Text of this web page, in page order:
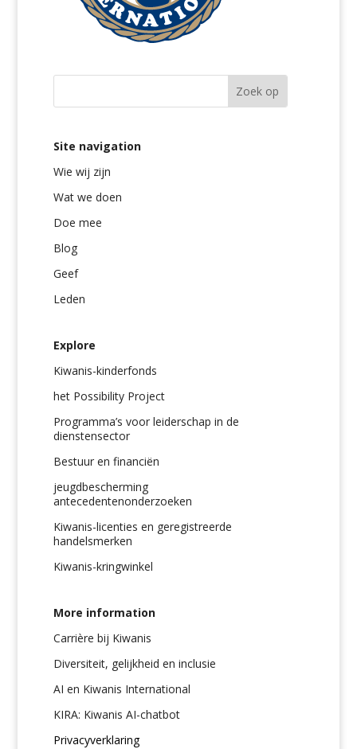
Site navigation
Wie wij zijn
Wat we doen
Doe mee
Blog
Geef
Leden
Explore
Kiwanis-kinderfonds
het Possibility Project
Programma’s voor leiderschap in de
dienstensector
Bestuur en financiën
jeugdbescherming
antecedentenonderzoeken
Kiwanis-licenties en geregistreerde
handelsmerken
Kiwanis-kringwinkel
More information
Carrière bij Kiwanis
Diversiteit, gelijkheid en inclusie
AI en Kiwanis International
KIRA: Kiwanis AI-chatbot
Privacyverklaring